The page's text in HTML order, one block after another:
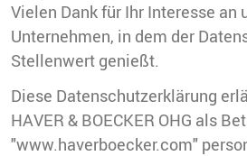
Vielen Dank für Ihr Interesse an
Unternehmen, in dem der
Stellenwert genießt.
Diese Datenschutzerklärung
HAVER & BOECKER OHG als
"www.haverboecker.com"